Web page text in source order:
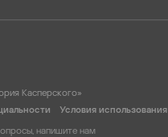
Касперского»
Условия использования
напишите нам